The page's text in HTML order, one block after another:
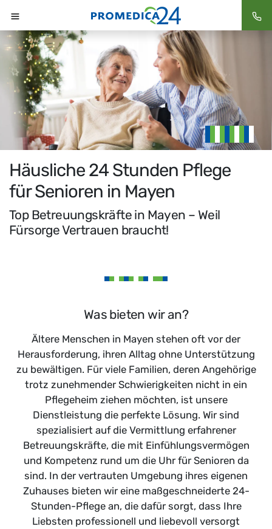
Häusliche 24 Stunden Pflege
für Senioren in Mayen
Top Betreuungskräfte in Mayen – Weil
Fürsorge Vertrauen braucht!
Was bieten wir an?
Ältere Menschen in Mayen stehen oft vor der
Herausforderung, ihren Alltag ohne Unterstützung
zu bewältigen. Für viele Familien, deren Angehörige
trotz zunehmender Schwierigkeiten nicht in ein
Pflegeheim ziehen möchten, ist unsere
Dienstleistung die perfekte Lösung. Wir sind
spezialisiert auf die Vermittlung erfahrener
Betreuungskräfte, die mit Einfühlungsvermögen
und Kompetenz rund um die Uhr für Senioren da
sind. In der vertrauten Umgebung ihres eigenen
Zuhauses bieten wir eine maßgeschneiderte 24-
Stunden-Pflege an, die dafür sorgt, dass Ihre
Liebsten professionell und liebevoll versorgt